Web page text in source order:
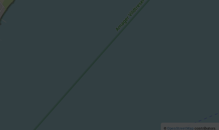
© OpenStreetMapcontributors.